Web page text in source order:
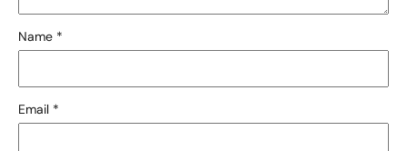
Name *
Email *